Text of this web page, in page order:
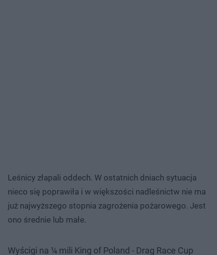
Leśnicy złapali oddech. W ostatnich dniach sytuacja
nieco się poprawiła i w większości nadleśnictw nie ma
już najwyższego stopnia zagrożenia pożarowego. Jest
ono średnie lub małe.
Wyścigi na ¼ mili King of Poland - Drag Race Cup